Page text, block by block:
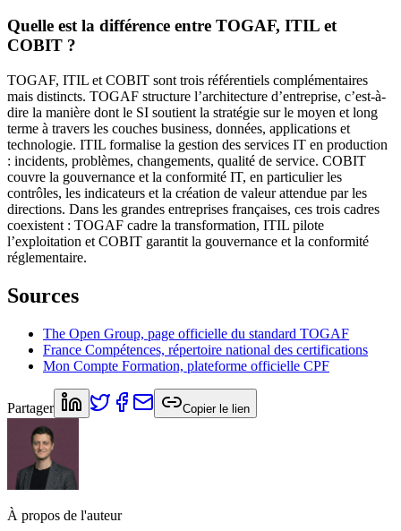
Quelle est la différence entre TOGAF, ITIL et
COBIT ?
TOGAF, ITIL et COBIT sont trois référentiels complémentaires
mais distincts. TOGAF structure l’architecture d’entreprise, c’est-à-
dire la manière dont le SI soutient la stratégie sur le moyen et long
terme à travers les couches business, données, applications et
technologie. ITIL formalise la gestion des services IT en production
: incidents, problèmes, changements, qualité de service. COBIT
couvre la gouvernance et la conformité IT, en particulier les
contrôles, les indicateurs et la création de valeur attendue par les
directions. Dans les grandes entreprises françaises, ces trois cadres
coexistent : TOGAF cadre la transformation, ITIL pilote
l’exploitation et COBIT garantit la gouvernance et la conformité
réglementaire.
Sources
The Open Group, page officielle du standard TOGAF
France Compétences, répertoire national des certifications
Mon Compte Formation, plateforme officielle CPF
Partager Copier le lien
À propos de l'auteur